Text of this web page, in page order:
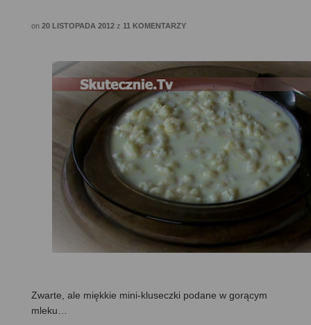
on 20 LISTOPADA 2012 z 11 KOMENTARZY
Zwarte, ale miękkie mini-kluseczki podane w gorącym
mleku…